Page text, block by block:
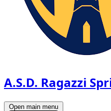
A.S.D. Ragazzi
Open main menu